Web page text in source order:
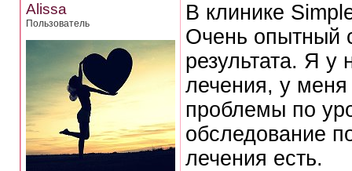
Alissa
Пользователь
В клинике
Очень опытный
результата. Я у
лечения, у
проблемы по
обследование
лечения есть.